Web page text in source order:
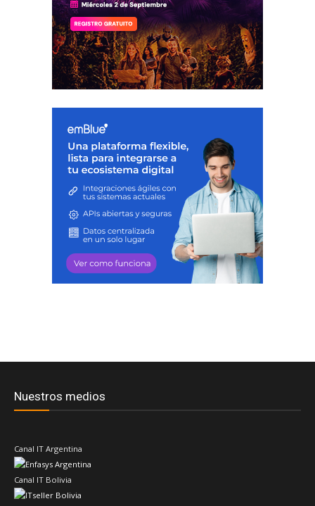
Nuestros medios
Canal IT Argentina
Canal IT Bolivia